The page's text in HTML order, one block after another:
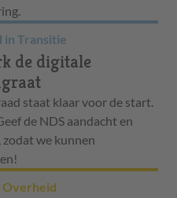
in Transitie
de digitale
staat klaar voor de start.
de NDS aandacht en
zodat we kunnen